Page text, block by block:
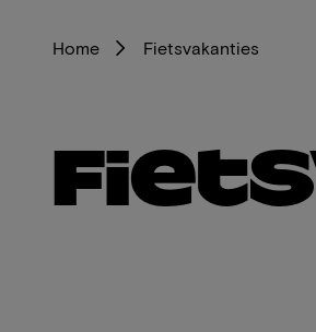
Home Fietsvakanties